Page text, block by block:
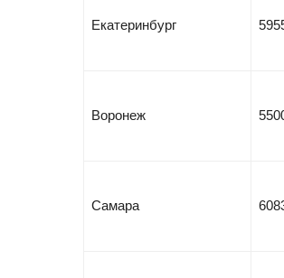
Екатеринбург
Воронеж
Самара